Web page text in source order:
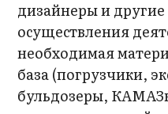
дизайнеры и
осуществления
необходимая
база (погрузчики,
бульдозеры,